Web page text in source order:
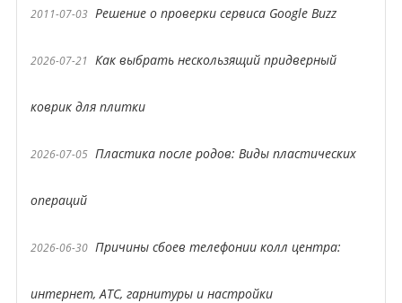
2011-07-03 Решение о проверки сервиса Google Buzz
2026-07-21 Как выбрать нескользящий придверный
коврик для плитки
2026-07-05 Пластика после родов: Виды пластических
операций
2026-06-30 Причины сбоев телефонии колл центра:
интернет, АТС, гарнитуры и настройки